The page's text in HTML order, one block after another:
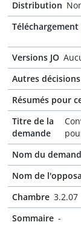
Distribution
Téléchargement
Versions JO
Autres
Résumés pour
Titre de la
demande
Nom du
Nom de
Chambre 3.2.07
Sommaire -